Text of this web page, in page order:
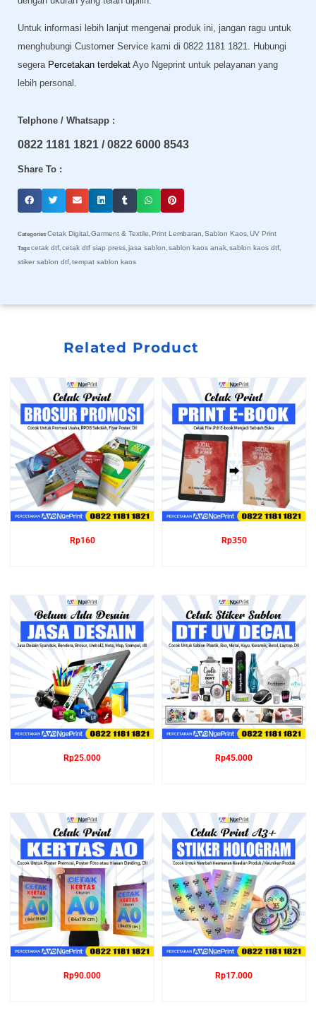
Untuk informasi lebih lanjut mengenai produk ini, jangan ragu untuk
menghubungi Customer Service kami di 0822 1181 1821. Hubungi
segera Percetakan terdekat Ayo Ngeprint untuk pelayanan yang
lebih personal.
Telphone / Whatsapp :
0822 1181 1821 / 0822 6000 8543
Share To :
Categories Cetak Digital, Garment & Textile, Print Lembaran, Sablon Kaos, UV Print
Tags cetak dtf, cetak dtf siap press, jasa sablon, sablon kaos anak, sablon kaos dtf,
stiker sablon dtf, tempat sablon kaos
Related Product
Rp160 Rp350
Rp25.000 Rp45.000
Rp90.000 Rp17.000